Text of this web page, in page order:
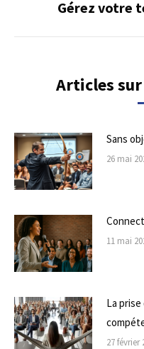
Gérez votre
Articles
Sans
26 mai
11 mai
La
27 février